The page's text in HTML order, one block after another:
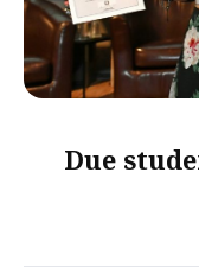
Due